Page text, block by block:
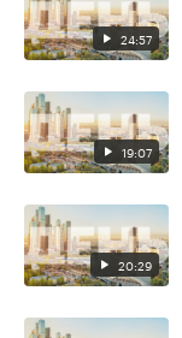
24:57
19:07
20:29